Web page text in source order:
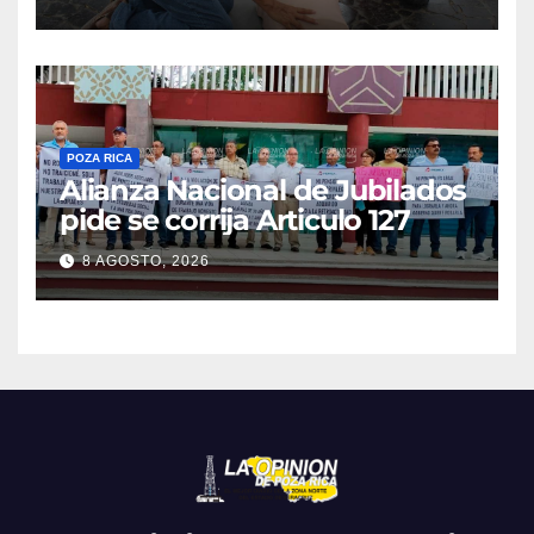
POZA RICA
Alianza Nacional de Jubilados
pide se corrija Articulo 127
8 AGOSTO, 2026